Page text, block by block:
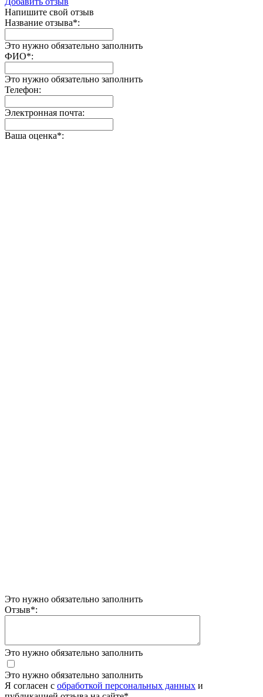
Напишите свой отзыв
Название отзыва*:
Это нужно обязательно заполнить
ФИО*:
Это нужно обязательно заполнить
Телефон:
Электронная почта:
Ваша оценка*:
Это нужно обязательно заполнить
Отзыв*:
Это нужно обязательно заполнить
Это нужно обязательно заполнить
Я согласен c обработкой персональных данных и